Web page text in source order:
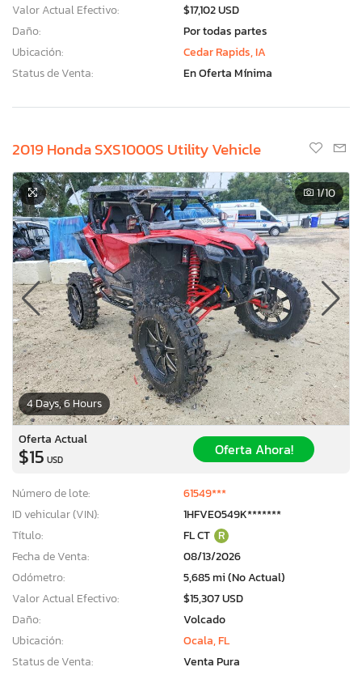
Valor Actual Efectivo:
$17,102 USD
Daño:
Por todas partes
Ubicación:
Cedar Rapids, IA
Status de Venta:
En Oferta Mínima
2019 Honda SXS1000S Utility Vehicle
4 Days, 6 Hours
1/10
Oferta Actual
$15 USD
Oferta Ahora!
Número de lote:
61549***
ID vehicular (VIN):
1HFVE0549K*******
Título:
FL CT R
Fecha de Venta:
08/13/2026
Odómetro:
5,685 mi (No Actual)
Valor Actual Efectivo:
$15,307 USD
Daño:
Volcado
Ubicación:
Ocala, FL
Status de Venta:
Venta Pura